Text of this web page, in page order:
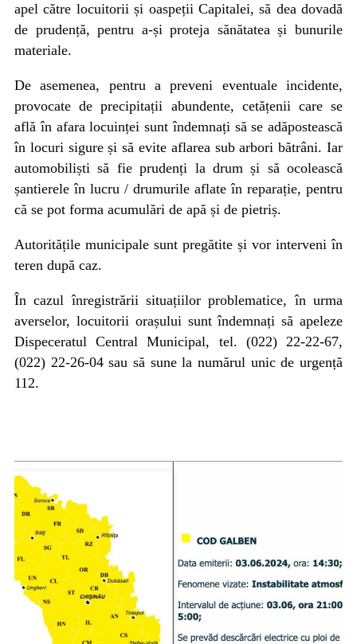
apel către locuitorii și oaspeții Capitalei, să dea dovadă
de prudență, pentru a-și proteja sănătatea și bunurile
materiale.
De asemenea, pentru a preveni eventuale incidente,
provocate de precipitații abundente, cetățenii care se
află în afara locuinței sunt îndemnați să se adăpostească
în locuri sigure și să evite aflarea sub arbori bătrâni. Iar
automobiliști să fie prudenți la drum și să ocolească
șantierele în lucru / drumurile aflate în reparație, pentru
că se pot forma acumulări de apă și de pietriș.
Autoritățile municipale sunt pregătite și vor interveni în
teren după caz.
În cazul înregistrării situațiilor problematice, în urma
averselor, locuitorii orașului sunt îndemnați să apeleze
Dispeceratul Central Municipal, tel. (022) 22-22-67,
(022) 22-26-04 sau să sune la numărul unic de urgență
112.